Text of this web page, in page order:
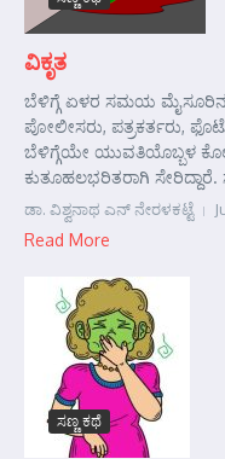
ವಿಕೃತ
ಬೆಳಿಗ್ಗೆ ಏಳರ ಸಮಯ ಮೈಸೂರಿನ
ಪೋಲೀಸರು, ಪತ್ರಕರ್ತರು,
ಬೆಳಿಗ್ಗೆಯೇ ಯುವತಿಯೊಬ್ಬಳ
ಕುತೂಹಲಭರಿತರಾಗಿ ಸೇರಿದ್ದಾರೆ.
ಡಾ. ವಿಶ್ವನಾಥ ಎನ್ ನೇರಳಕಟ್ಟೆ
Read More
ಸಣ್ಣ ಕಥೆ